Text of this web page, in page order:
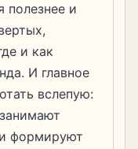
полезнее и
и как
И главное
вслепую:
формируют